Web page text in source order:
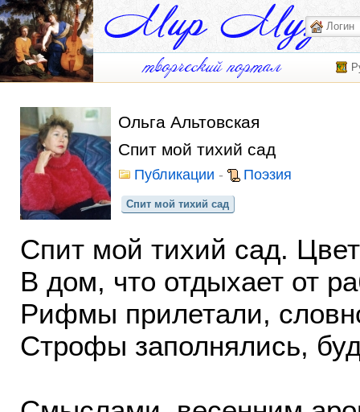
Ольга Альтовская
Спит мой тихий сад
Публикации - Поэзия
Спит мой тихий сад
Спит мой тихий сад.
В дом, что отдыхает от
Рифмы прилетали,
Строфы заполнялись,